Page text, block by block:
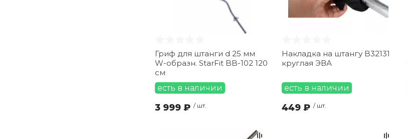
Гриф для штанги d 25 мм
W-образн. StarFit BB-102 120
см
есть в наличии
3 999 ₽ / шт.
Накладка на штангу B32131
круглая ЭВА
есть в наличии
449 ₽ / шт.